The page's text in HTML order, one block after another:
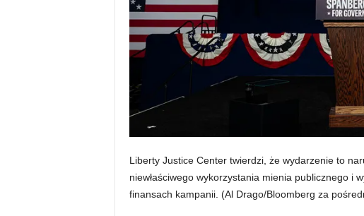
Liberty Justice Center twierdzi, że wydarzenie to
niewłaściwego wykorzystania mienia publicznego i
finansach kampanii. (Al Drago/Bloomberg za